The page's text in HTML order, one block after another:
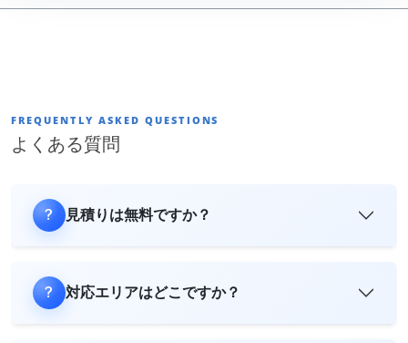
FREQUENTLY ASKED QUESTIONS
よくある質問
見積りは無料ですか？
対応エリアはどこですか？